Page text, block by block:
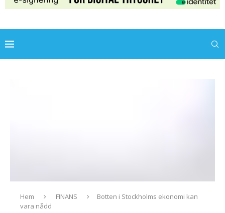
Hem FINANS
Botten i Stockholms ekonomi kan
vara nådd